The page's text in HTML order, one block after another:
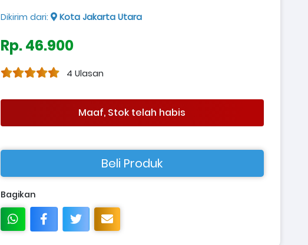
Dikirim dari: Kota Jakarta Utara
Rp. 46.900
4 Ulasan
Maaf, Stok telah habis
Beli Produk
Bagikan